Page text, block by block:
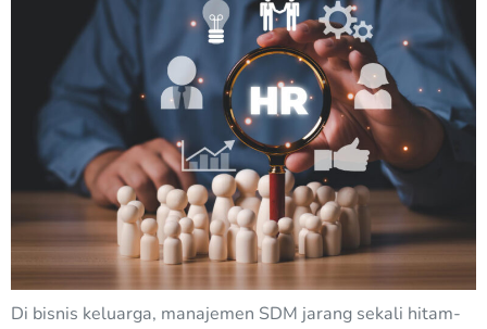
Di bisnis keluarga, manajemen SDM jarang sekali hitam-